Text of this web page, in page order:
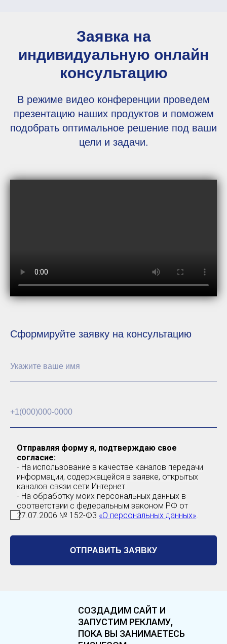
Заявка на
индивидуальную онлайн
консультацию
В режиме видео конференции проведем
презентацию наших продуктов и поможем
подобрать оптимальное решение под ваши
цели и задачи.
Сформируйте заявку на консультацию
Отправляя форму я, подтверждаю свое
согласие:
- На использование в качестве каналов передачи
информации, содержащейся в заявке, открытых
каналов связи сети Интернет.
- На обработку моих персональных данных в
соответствии с федеральным законом РФ от
27.07.2006 № 152-Ф3 «О персональных данных»
ОТПРАВИТЬ ЗАЯВКУ
СОЗДАДИМ САЙТ И
ЗАПУСТИМ РЕКЛАМУ,
ПОКА ВЫ ЗАНИМАЕТЕСЬ